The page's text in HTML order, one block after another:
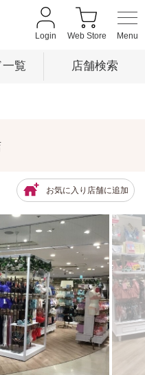
Login Web Store
一覧 店舗検索
お気に入り店舗に追加